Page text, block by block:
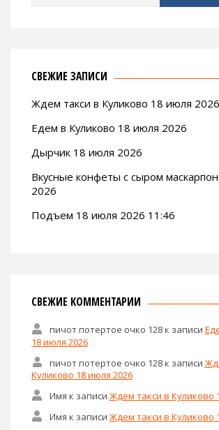
СВЕЖИЕ ЗАПИСИ
Ждем такси в Куликово 18 июля 2026
Едем в Куликово 18 июля 2026
Дырчик 18 июля 2026
Вкусные конфеты с сыром
2026
Подъем 18 июля 2026 11:46
СВЕЖИЕ КОММЕНТАРИИ
пичот потертое очко 128к записи
18 июля 2026
пичот потертое очко 128к записи
Куликово 18 июля 2026
Имя к записи Ждем такси в Куликово
Имя к записи Ждем такси в Куликово